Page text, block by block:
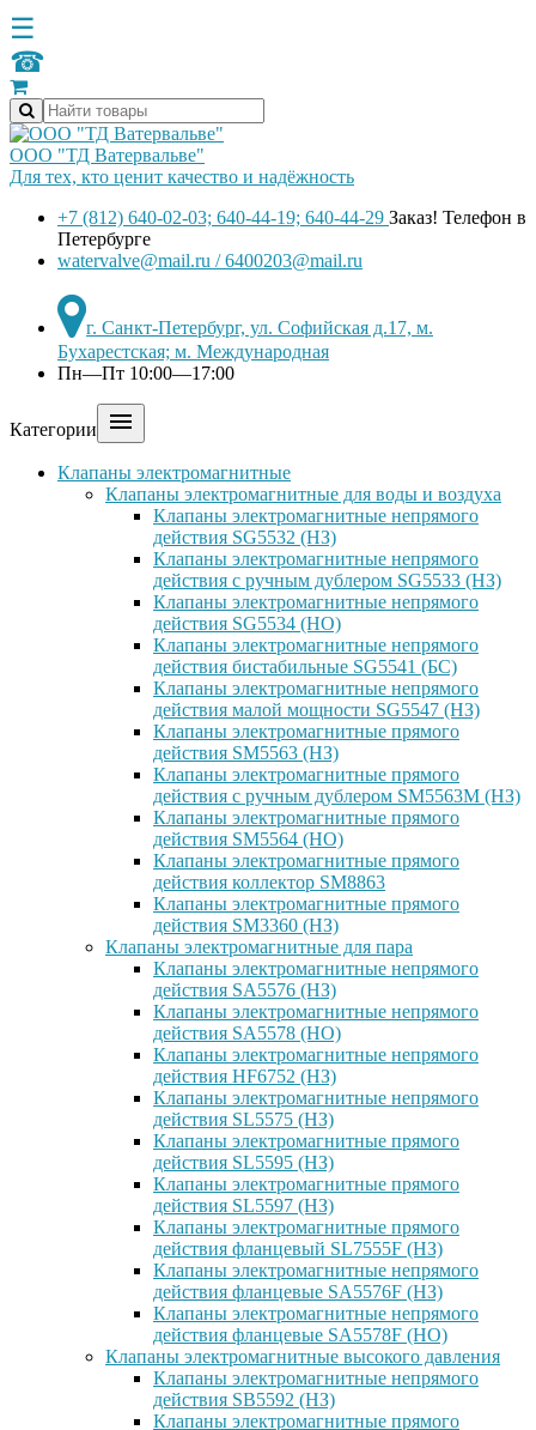
☰
☎
ООО "ТД Ватервальве"
Для тех, кто ценит качество и надёжность
+7 (812) 640-02-03; 640-44-19; 640-44-29 Заказ! Телефон в
Петербурге
watervalve@mail.ru / 6400203@mail.ru
г. Санкт-Петербург, ул. Софийская д.17, м.
Бухарестская; м. Международная
Пн—Пт 10:00—17:00
Категории 
Клапаны электромагнитные
Клапаны электромагнитные для воды и воздуха
Клапаны электромагнитные непрямого
действия SG5532 (НЗ)
Клапаны электромагнитные непрямого
действия с ручным дублером SG5533 (НЗ)
Клапаны электромагнитные непрямого
действия SG5534 (НО)
Клапаны электромагнитные непрямого
действия бистабильные SG5541 (БС)
Клапаны электромагнитные непрямого
действия малой мощности SG5547 (НЗ)
Клапаны электромагнитные прямого
действия SM5563 (НЗ)
Клапаны электромагнитные прямого
действия с ручным дублером SM5563M (НЗ)
Клапаны электромагнитные прямого
действия SM5564 (НО)
Клапаны электромагнитные прямого
дейcтвия коллектор SM8863
Клапаны электромагнитные прямого
действия SM3360 (НЗ)
Клапаны электромагнитные для пара
Клапаны электромагнитные непрямого
действия SA5576 (НЗ)
Клапаны электромагнитные непрямого
действия SA5578 (НО)
Клапаны электромагнитные непрямого
действия HF6752 (НЗ)
Клапаны электромагнитные непрямого
действия SL5575 (НЗ)
Клапаны электромагнитные прямого
действия SL5595 (НЗ)
Клапаны электромагнитные прямого
действия SL5597 (НЗ)
Клапаны электромагнитные прямого
действия фланцевый SL7555F (НЗ)
Клапаны электромагнитные непрямого
действия фланцевые SA5576F (НЗ)
Клапаны электромагнитные непрямого
действия фланцевые SA5578F (НО)
Клапаны электромагнитные высокого давления
Клапаны электромагнитные непрямого
действия SB5592 (НЗ)
Клапаны электромагнитные прямого